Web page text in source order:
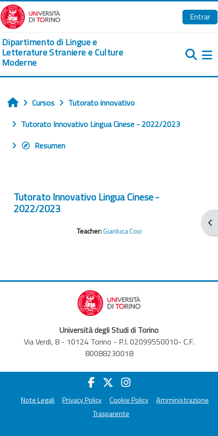
Salta al contenido principal
Entrar
Dipartimento di Lingue e
Letterature Straniere e Culture
Moderne
Inicio
Cursos
Tutorato innovativo
Tutorato Innovativo Lingua Cinese - 2022/2023
Resumen
Tutorato Innovativo Lingua Cinese -
2022/2023
Teacher:Gianluca Coci
Università degli Studi di Torino
Via Verdi, 8 - 10124 Torino - P.I. 02099550010- C.F.
80088230018
Note Legali Privacy Policy Cookie Policy
Amministrazione
Trasparente